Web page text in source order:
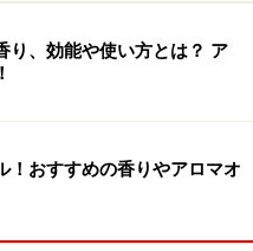
り、効能や使い方とは？ ア
！おすすめの香りやアロマオ